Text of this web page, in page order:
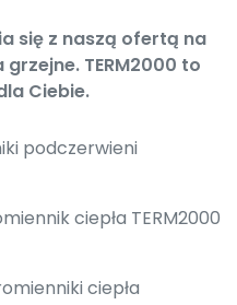
się z naszą ofertą na
TERM2000 to
Ciebie.
podczerwieni
ciepła TERM2000
ciepła